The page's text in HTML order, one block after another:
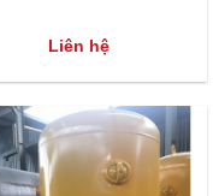
Liên hệ